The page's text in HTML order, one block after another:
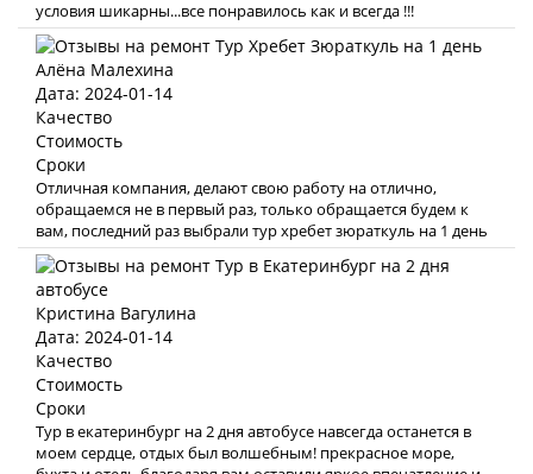
условия шикарны...все понравилось как и всегда !!!
Алёна Малехина
Дата: 2024-01-14
Качество
Стоимость
Сроки
Отличная компания, делают свою работу на отлично,
обращаемся не в первый раз, только обращается будем к
вам, последний раз выбрали тур хребет зюраткуль на 1 день
Кристина Вагулина
Дата: 2024-01-14
Качество
Стоимость
Сроки
Тур в екатеринбург на 2 дня автобусе навсегда останется в
моем сердце, отдых был волшебным! прекрасное море,